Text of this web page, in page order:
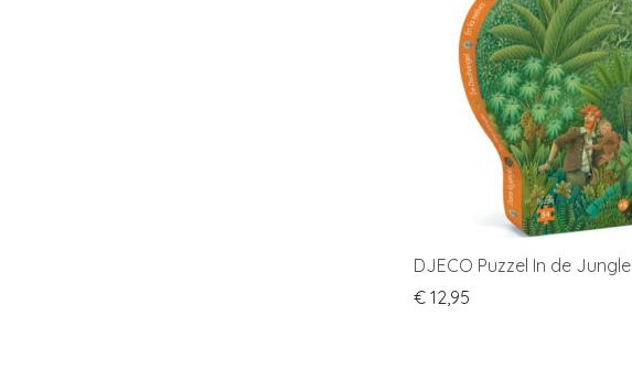
DJECO Puzzel In de Jungle
€12,95